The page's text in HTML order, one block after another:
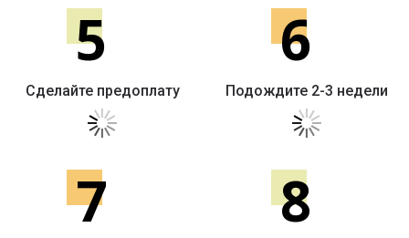
5
Сделайте предоплату
6
Подождите 2-3 недели
7 8